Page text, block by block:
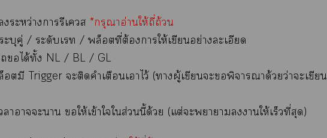
ระหว่างารีเควส *กรุณาอ่านให้ถี่ถ้วน
/ ระดับเ / พล็อตที่ต้องาให้เขียนอย่างละเอียด
ได้ทั้ง NL / BL / GL
Trigger ะติดคำเตือนเาไว้ (าผู้เขียนะพิจารณาด้วยว่าะเขียน
าะา ให้เข้าใใส่วนนี้ด้วย (แต่ะาาาให้เร็วที่สุด)